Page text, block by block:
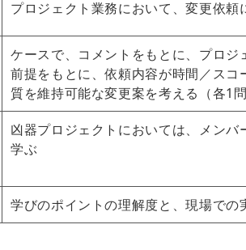
プロジェクト業務において、変更依
ケースで、コメントをもとに、プロジ
前提をもとに、依頼内容が時間／ス
質を維持可能な変更案を考える（各1問
凶器プロジェクトにおいては、メン
学ぶ
学びのポイントの理解度と、現場での